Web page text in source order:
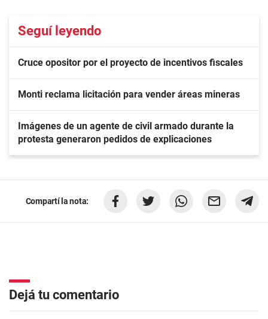
Seguí leyendo
Cruce opositor por el proyecto de incentivos fiscales
Monti reclama licitación para vender áreas mineras
Imágenes de un agente de civil armado durante la
protesta generaron pedidos de explicaciones
Compartí la nota:
Dejá tu comentario